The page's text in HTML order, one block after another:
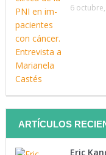
6
ARTÍCULOS
Eric